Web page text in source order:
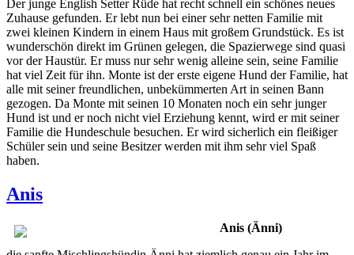
Der junge English Setter Rüde hat recht schnell ein schönes neues
Zuhause gefunden. Er lebt nun bei einer sehr netten Familie mit
zwei kleinen Kindern in einem Haus mit großem Grundstück. Es ist
wunderschön direkt im Grünen gelegen, die Spazierwege sind quasi
vor der Haustür. Er muss nur sehr wenig alleine sein, seine Familie
hat viel Zeit für ihn. Monte ist der erste eigene Hund der Familie, hat
alle mit seiner freundlichen, unbekümmerten Art in seinen Bann
gezogen. Da Monte mit seinen 10 Monaten noch ein sehr junger
Hund ist und er noch nicht viel Erziehung kennt, wird er mit seiner
Familie die Hundeschule besuchen. Er wird sicherlich ein fleißiger
Schüler sein und seine Besitzer werden mit ihm sehr viel Spaß
haben.
Anis
Anis (Änni)